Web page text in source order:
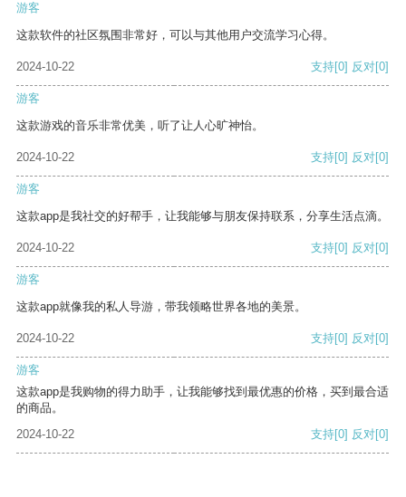
游客
这款软件的社区氛围非常好，可以与其他用户交流学习心得。
2024-10-22 支持[0] 反对[0]
游客
这款游戏的音乐非常优美，听了让人心旷神怡。
2024-10-22 支持[0] 反对[0]
游客
这款app是我社交的好帮手，让我能够与朋友保持联系，分享生活点滴。
2024-10-22 支持[0] 反对[0]
游客
这款app就像我的私人导游，带我领略世界各地的美景。
2024-10-22 支持[0] 反对[0]
游客
这款app是我购物的得力助手，让我能够找到最优惠的价格，买到最合适
的商品。
2024-10-22
支持[0] 反对[0]